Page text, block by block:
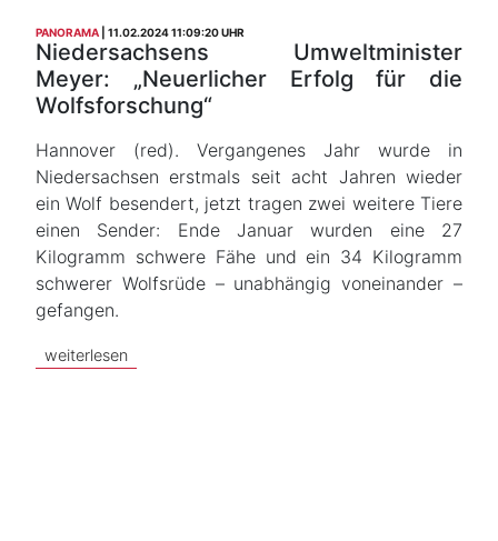
PANORAMA 11.02.2024 11:09:20 UHR
Niedersachsens Umweltminister
Meyer: „Neuerlicher Erfolg für die
Wolfsforschung“
Hannover (red). Vergangenes Jahr wurde in
Niedersachsen erstmals seit acht Jahren wieder
ein Wolf besendert, jetzt tragen zwei weitere Tiere
einen Sender: Ende Januar wurden eine 27
Kilogramm schwere Fähe und ein 34 Kilogramm
schwerer Wolfsrüde – unabhängig voneinander –
gefangen.
weiterlesen